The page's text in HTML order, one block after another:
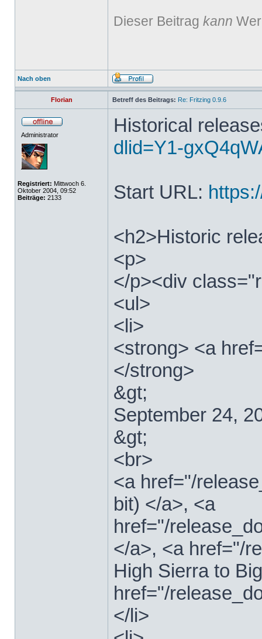
Dieser Beitrag kann
Nach oben
Florian Betreff des Beitrags: Re: Fritzing 0.9.6
Administrator
Registriert: Mittwoch 6.
Oktober 2004, 09:52
Beiträge: 2133
Historical
dlid=Y1-
Start URL:
<h2>Historic
<p>
</p><div
<ul>
<li>
<strong> <a
</strong>
&gt;
September 24,
&gt;
<br>
<a href="/
bit) </a>, <a
href="/
</a>, <a href="/
High Sierra to
href="/
</li>